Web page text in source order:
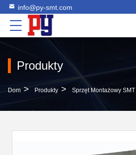
info@py-smt.com
Produkty
Dom > Produkty > Sprzęt Montażowy SMT